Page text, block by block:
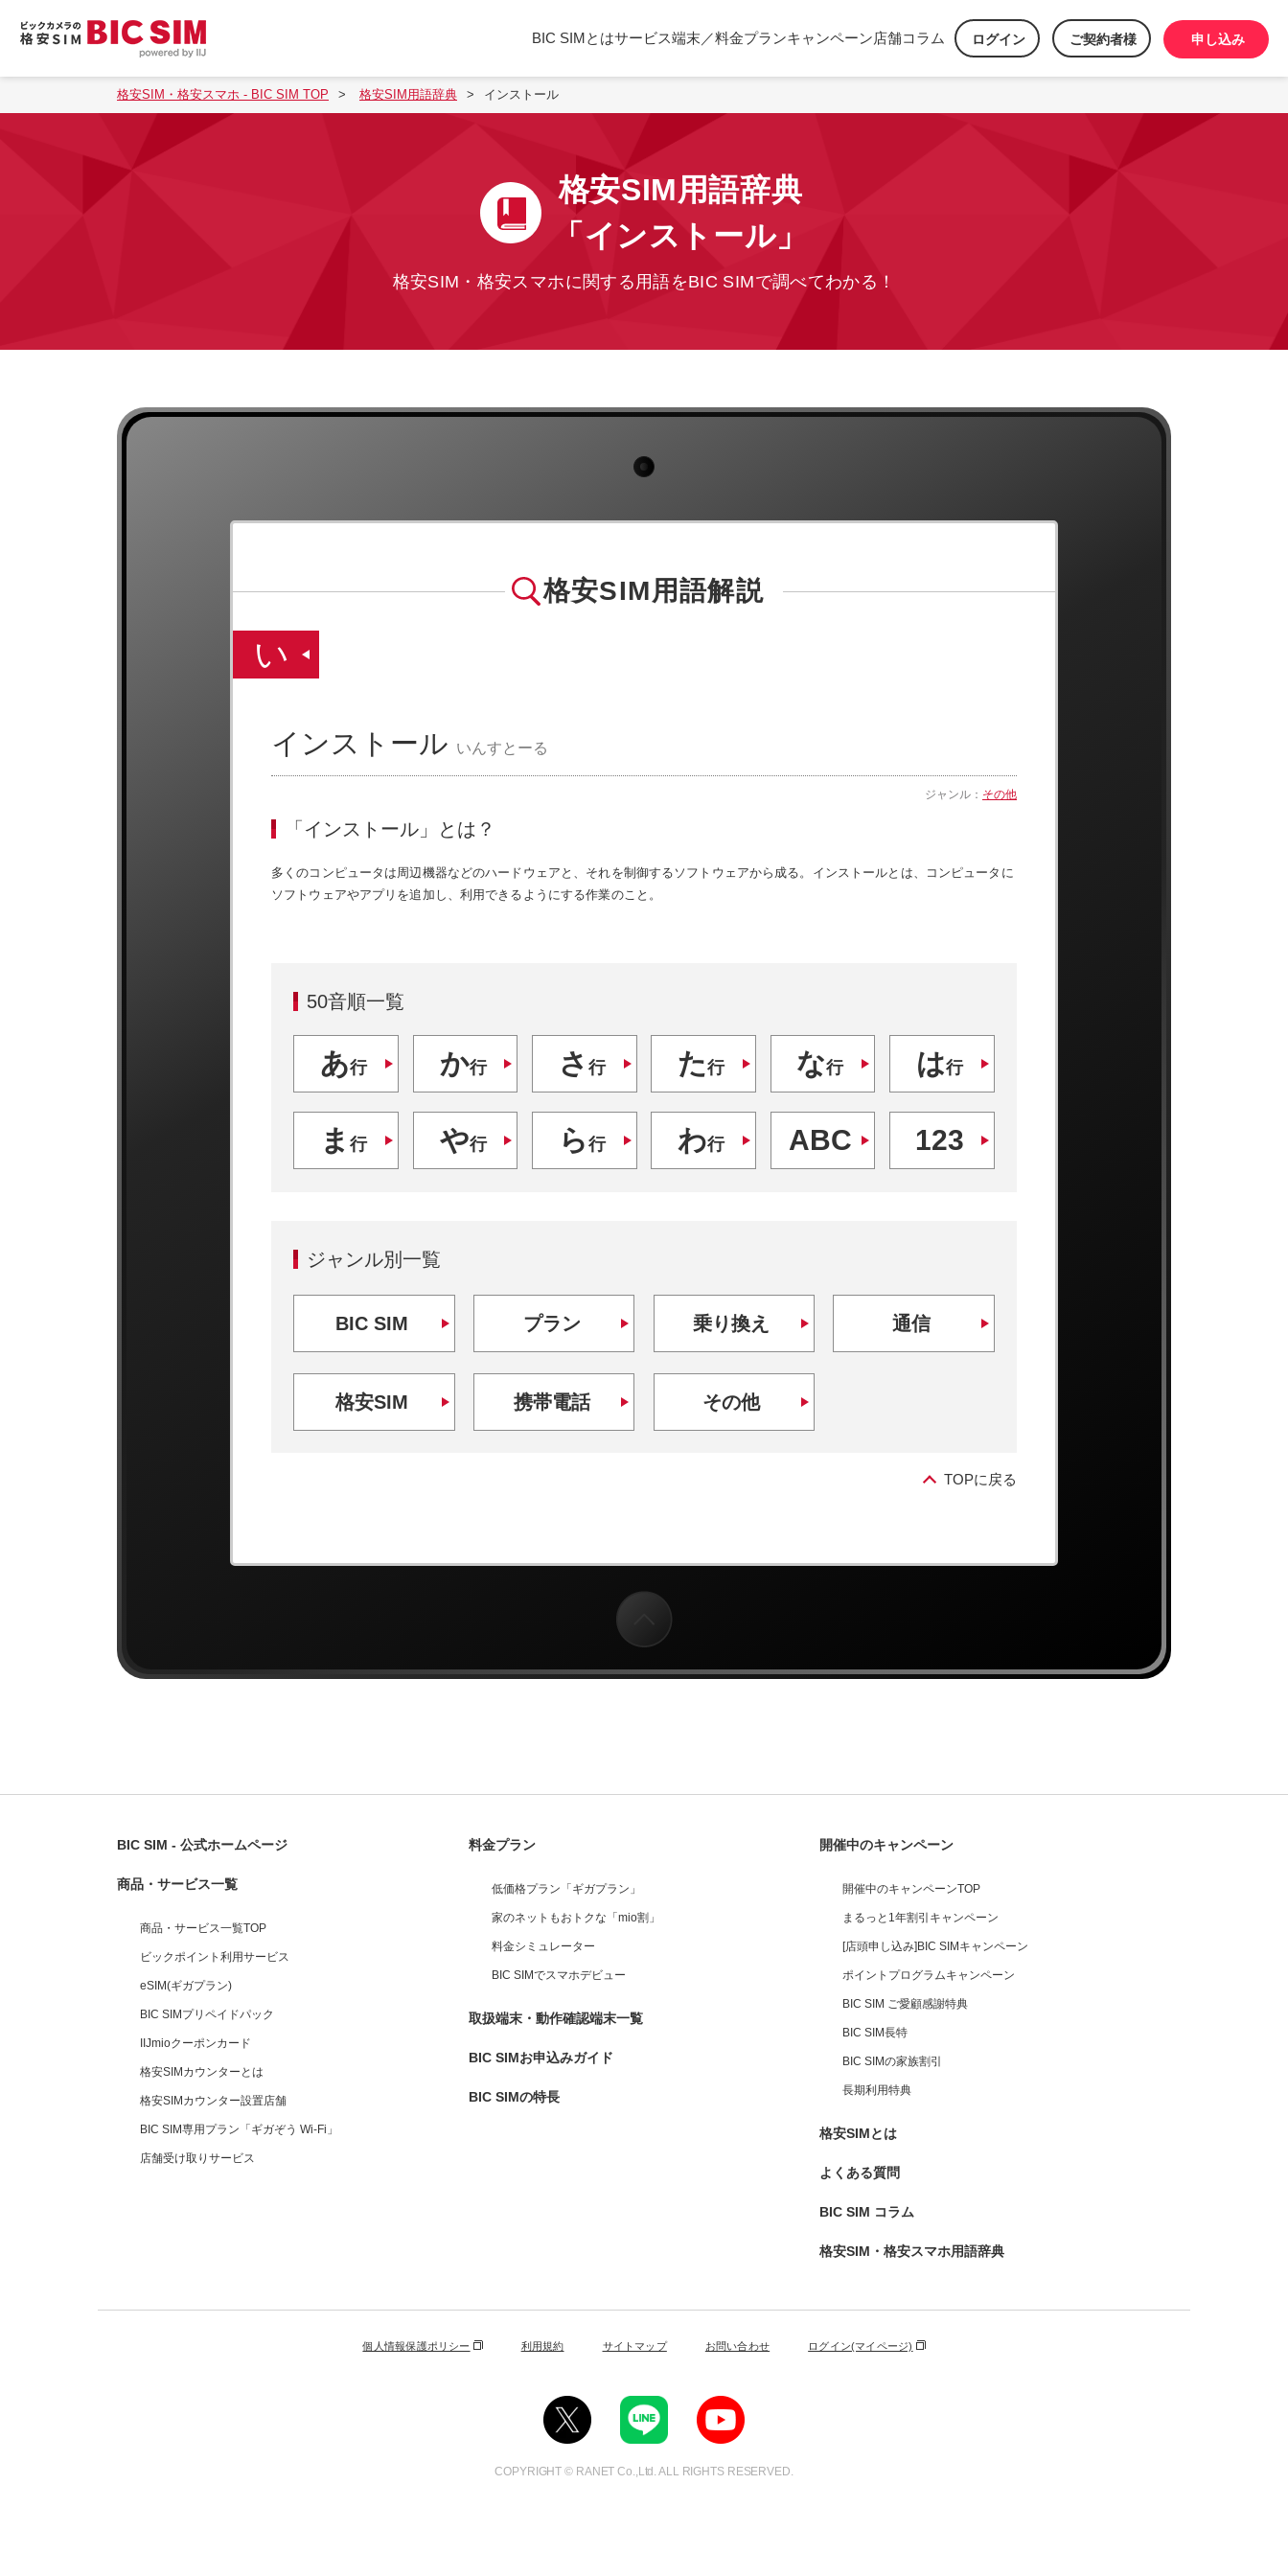
BIC SIMとはサービス端末／料金プランキャンペーン店舗コラム ログイン ご契約者様 申し込み
格安SIM・格安スマホ - BIC SIM TOP 格安SIM用語辞典 インストール
格安SIM用語辞典
「インストール」
格安SIM・格安スマホに関する用語をBIC SIMで調べてわかる！
格安SIM用語解説
い
インストール いんすとーる
ジャンル： その他
「インストール」とは？
多くのコンピュータは周辺機器などのハードウェアと、それを制御するソフトウェアから成る。インストールとは、コンピュータに
ソフトウェアやアプリを追加し、利用できるようにする作業のこと。
50音順一覧
あ行 か行 さ 行 た行 な行 は行
ま行 や行 ら 行 わ行 ABC 123
ジャンル別一覧
BIC SIM プラン 乗り換え 通信
格安SIM 携帯電話 その他
TOPに戻る
BIC SIM - 公式ホームページ
商品・サービス一覧
商品・サービス一覧TOP
ビックポイント利用サービス
eSIM(ギガプラン)
BIC SIMプリペイドパック
IIJmioクーポンカード
格安SIMカウンターとは
格安SIMカウンター設置店舗
BIC SIM専用プラン「ギガぞう Wi-Fi」
店舗受け取りサービス
料金プラン
低価格プラン「ギガプラン」
家のネットもおトクな「mio割」
料金シミュレーター
BIC SIMでスマホデビュー
取扱端末・動作確認端末一覧
BIC SIMお申込みガイド
BIC SIMの特長
開催中のキャンペーン
開催中のキャンペーンTOP
まるっと1年割引キャンペーン
[店頭申し込み]BIC SIMキャンペーン
ポイントプログラムキャンペーン
BIC SIM ご愛顧感謝特典
BIC SIM長特
BIC SIMの家族割引
長期利用特典
格安SIMとは
よくある質問
BIC SIM コラム
格安SIM・格安スマホ用語辞典
個人情報保護ポリシー 利用規約 サイトマップ お問い合わせ ログイン(マイページ)
COPYRIGHT © RANET Co.,Ltd. ALL RIGHTS RESERVED.